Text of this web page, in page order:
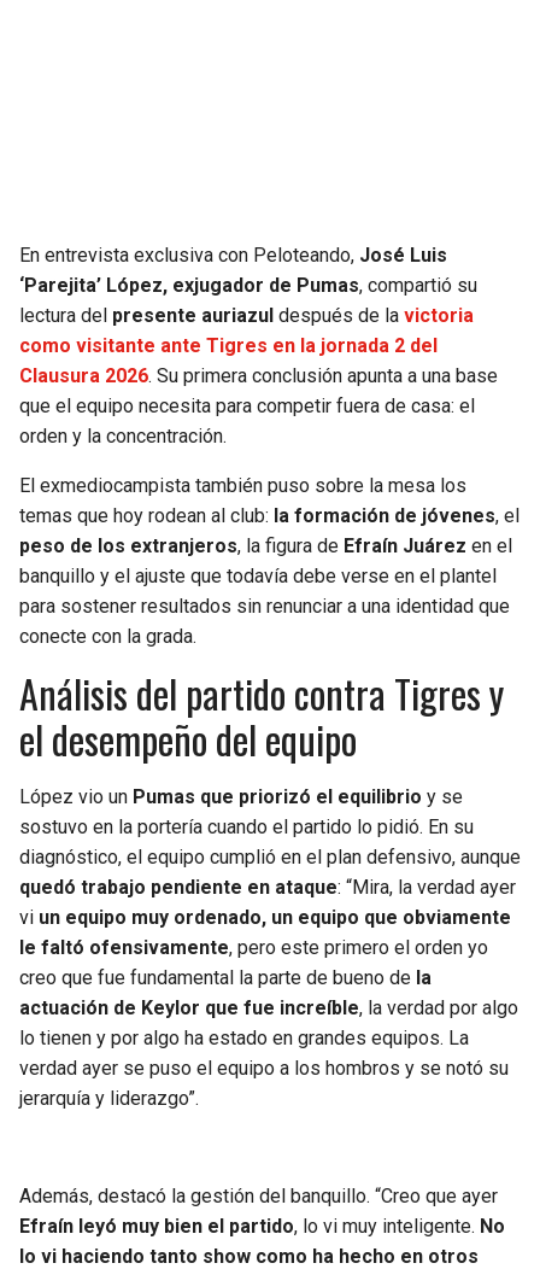
COMMANDERS
CARDINALS
RAMS
49ERS
BEARS
LIONS
PACKERS
VIKINGS
FALCONS
PANTHERS
SAINTS
BUCCANEERS
KINGS
MAVERICKS
ROCKETS
GRIZZLIES
SPURS
NUGGETS
TIMBERWOLVES
THUNDER
TRAIL BLAZERS
JAZZ
En entrevista exclusiva con Peloteando, José Luis
‘Parejita’ López, exjugador de Pumas, compartió su
lectura del presente auriazul después de la victoria
como visitante ante Tigres en la jornada 2 del
Clausura 2026. Su primera conclusión apunta a una base
que el equipo necesita para competir fuera de casa: el
orden y la concentración.
El exmediocampista también puso sobre la mesa los
temas que hoy rodean al club: la formación de jóvenes, el
peso de los extranjeros, la figura de Efraín Juárez en el
banquillo y el ajuste que todavía debe verse en el plantel
para sostener resultados sin renunciar a una identidad que
conecte con la grada.
Análisis del partido contra Tigres y
el desempeño del equipo
López vio un Pumas que priorizó el equilibrio y se
sostuvo en la portería cuando el partido lo pidió. En su
diagnóstico, el equipo cumplió en el plan defensivo, aunque
quedó trabajo pendiente en ataque: “Mira, la verdad ayer
vi un equipo muy ordenado, un equipo que obviamente
le faltó ofensivamente, pero este primero el orden yo
creo que fue fundamental la parte de bueno de la
actuación de Keylor que fue increíble, la verdad por algo
lo tienen y por algo ha estado en grandes equipos. La
verdad ayer se puso el equipo a los hombros y se notó su
jerarquía y liderazgo”.
Además, destacó la gestión del banquillo. “Creo que ayer
Efraín leyó muy bien el partido, lo vi muy inteligente. No
lo vi haciendo tanto show como ha hecho en otros